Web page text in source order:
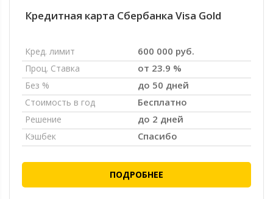
Кредитная карта Сбербанка Visa Gold
Кред. лимит 600 000 руб.
Проц. Ставка от 23.9 %
Без % до 50 дней
Стоимость в год Бесплатно
Решение до 2 дней
Кэшбек Спасибо
ПОДРОБНЕЕ